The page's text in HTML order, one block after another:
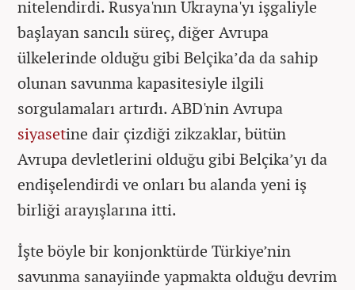
nitelendirdi. Rusya'nın Ukrayna'yı işgaliyle
başlayan sancılı süreç, diğer Avrupa
ülkelerinde olduğu gibi Belçika’da da sahip
olunan savunma kapasitesiyle ilgili
sorgulamaları artırdı. ABD'nin Avrupa
siyasetine dair çizdiği zikzaklar, bütün
Avrupa devletlerini olduğu gibi Belçika’yı da
endişelendirdi ve onları bu alanda yeni iş
birliği arayışlarına itti.
İşte böyle bir konjonktürde Türkiye’nin
savunma sanayiinde yapmakta olduğu devrim